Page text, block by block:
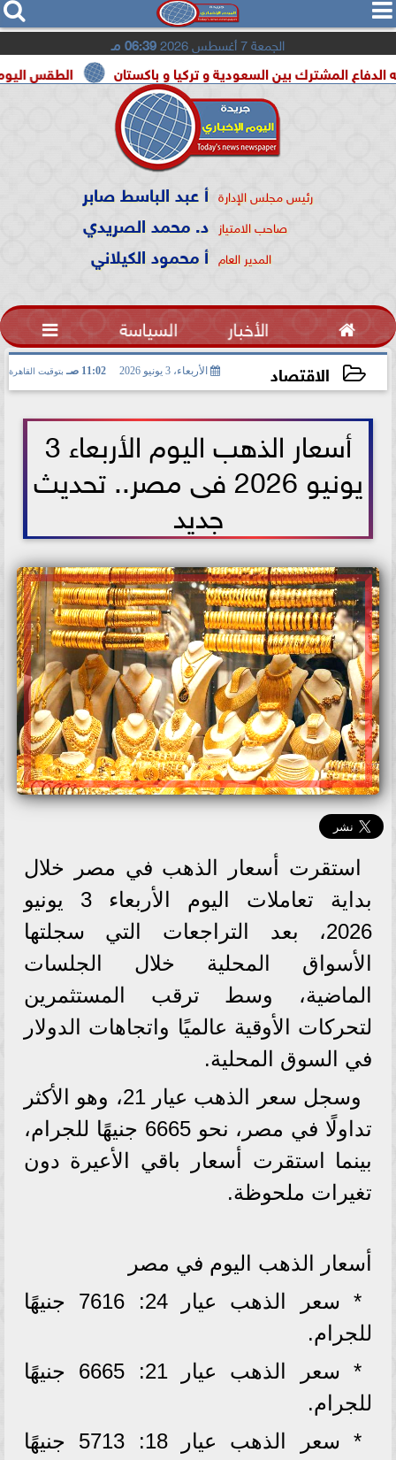
  
الجمعة 7 أغسطس 2026 06:39 مـ
الطقس اليوم شديد بين السعودية و تركيا و باكستان
رئيس مجلس الإدارة أ عبد الباسط صابر
صاحب الامتياز د. محمد الصريدي
المدير العام أ محمود الكيلاني
 الأخبار السياسة 
الاقتصاد الأربعاء، 3 يونيو 2026 11:02 صـ بتوقيت القاهرة
أسعار الذهب اليوم الأربعاء 3
يونيو 2026 فى مصر.. تحديث
جديد
استقرت أسعار الذهب في مصر خلال
بداية تعاملات اليوم الأربعاء 3 يونيو
2026، بعد التراجعات التي سجلتها
الأسواق المحلية خلال الجلسات
الماضية، وسط ترقب المستثمرين
لتحركات الأوقية عالميًا واتجاهات الدولار
في السوق المحلية.
وسجل سعر الذهب عيار 21، وهو الأكثر
تداولًا في مصر، نحو 6665 جنيهًا للجرام،
بينما استقرت أسعار باقي الأعيرة دون
تغيرات ملحوظة.
أسعار الذهب اليوم في مصر
* سعر الذهب عيار 24: 7616 جنيهًا
للجرام.
* سعر الذهب عيار 21: 6665 جنيهًا
للجرام.
* سعر الذهب عيار 18: 5713 جنيهًا